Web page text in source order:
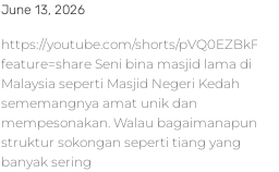
June 13, 2026
https://youtube.com/shorts/
feature=share Seni bina masjid lama di
Malaysia seperti Masjid Negeri Kedah
sememangnya amat unik dan
mempesonakan. Walau bagaimanapun,
struktur sokongan seperti tiang yang
banyak sering